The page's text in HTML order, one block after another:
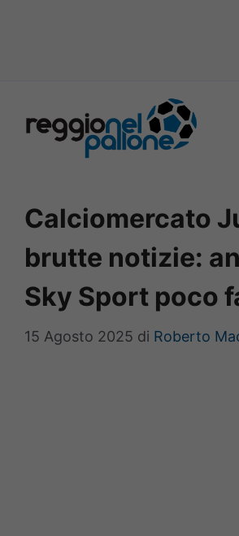
contenuto
Calciomercato
brutte notizie:
Sky Sport poco
15 Agosto 2025 di Roberto